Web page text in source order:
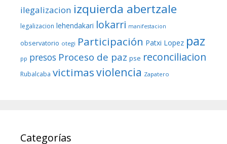
ilegalizacion izquierda abertzale
legalizacion lehendakari lokarri manifestacion
observatorio otegi Participación Patxi Lopez paz
pp presos Proceso de paz pse reconciliacion
Rubalcaba victimasviolencia Zapatero
Categorías